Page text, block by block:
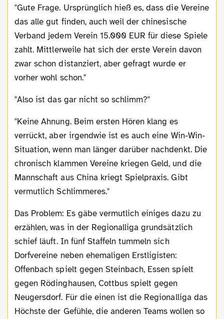
"Gute Frage. Ursprünglich hieß es, dass die Vereine
das alle gut finden, auch weil der chinesische
Verband jedem Verein 15.000 EUR für diese Spiele
zahlt. Mittlerweile hat sich der erste Verein davon
zwar schon distanziert, aber gefragt wurde er
vorher wohl schon."
"Also ist das gar nicht so schlimm?"
"Keine Ahnung. Beim ersten Hören klang es
verrückt, aber irgendwie ist es auch eine Win-Win-
Situation, wenn man länger darüber nachdenkt. Die
chronisch klammen Vereine kriegen Geld, und die
Mannschaft aus China kriegt Spielpraxis. Gibt
vermutlich Schlimmeres."
Das Problem: Es gäbe vermutlich einiges dazu zu
erzählen, was in der Regionalliga grundsätzlich
schief läuft. In fünf Staffeln tummeln sich
Dorfvereine neben ehemaligen Erstligisten:
Offenbach spielt gegen Steinbach, Essen spielt
gegen Rödinghausen, Cottbus spielt gegen
Neugersdorf. Für die einen ist die Regionalliga das
Höchste der Gefühle, die anderen Teams wollen so